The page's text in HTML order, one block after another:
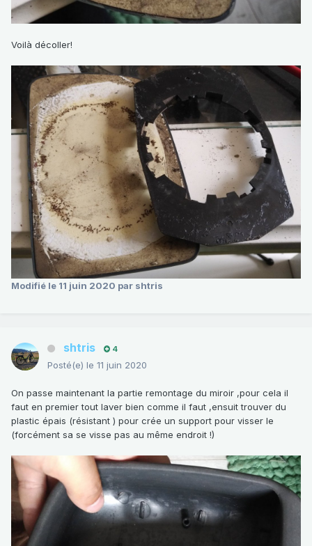
Voilà décoller!
Modifié le 11 juin 2020 par shtris
shtris 4
Posté(e) le 11 juin 2020
On passe maintenant la partie remontage du miroir ,pour cela il
faut en premier tout laver bien comme il faut ,ensuit trouver du
plastic épais (résistant ) pour crée un support pour visser le
(forcément sa se visse pas au même endroit !)